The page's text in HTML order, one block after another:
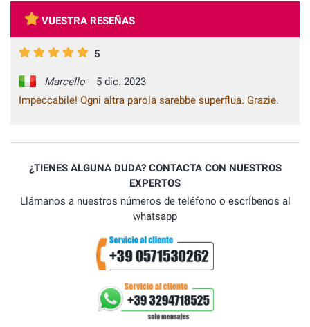
VUESTRA RESEÑAS
5
Marcello
5 dic. 2023
Impeccabile! Ogni altra parola sarebbe superflua. Grazie.
¿TIENES ALGUNA DUDA? CONTACTA CON NUESTROS
EXPERTOS
Llámanos a nuestros números de teléfono o escrÍbenos al
whatsapp